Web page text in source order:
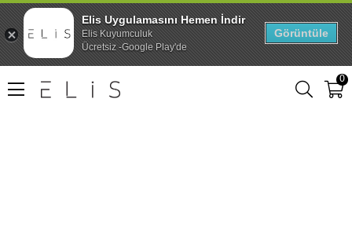
0
Elis Uygulamasını Hemen İndir
Elis Kuyumculuk
Ücretsiz -Google Play'de
Görüntüle